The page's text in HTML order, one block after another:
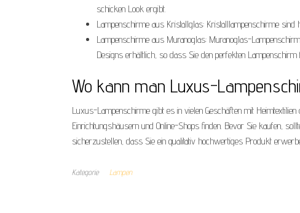
schicken Look ergibt.
Lampenschirme aus Kristallglas: Kristalllampenschirme
Lampenschirme aus Muranoglas: Muranoglas-
Designs erhältlich, so dass Sie den perfekten Lampenschirm
Wo kann man Luxus-
Luxus-Lampenschirme gibt es in vielen Geschäften mit
Einrichtungshäusern und Online-Shops finden. Bevor Sie kaufen,
sicherzustellen, dass Sie ein qualitativ hochwertiges Produkt
Kategorie Lampen